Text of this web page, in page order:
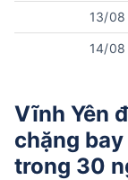
13/08
14/08
Vĩnh Yên
chặng
trong 30